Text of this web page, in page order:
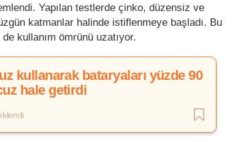
Yapılan testlerde çinko, düzensiz ve
katmanlar halinde istiflenmeye başladı. Bu
kullanım ömrünü uzatıyor.
kullanarak bataryaları yüzde 90
hale getirdi